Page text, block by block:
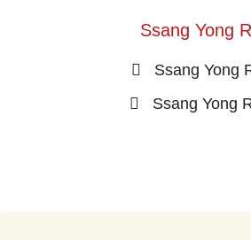
Ssang Yong
Ssang Yong
Ssang Yong